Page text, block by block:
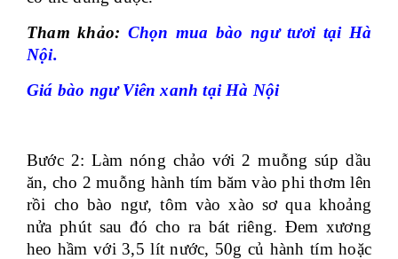
Tham khảo: Chọn mua bào ngư tươi tại Hà
Nội.
Giá bào ngư Viên xanh tại Hà Nội
Bước 2: Làm nóng chảo với 2 muỗng súp dầu
ăn, cho 2 muỗng hành tím băm vào phi thơm lên
rồi cho bào ngư, tôm vào xào sơ qua khoảng
nửa phút sau đó cho ra bát riêng. Đem xương
heo hầm với 3,5 lít nước, 50g củ hành tím hoặc